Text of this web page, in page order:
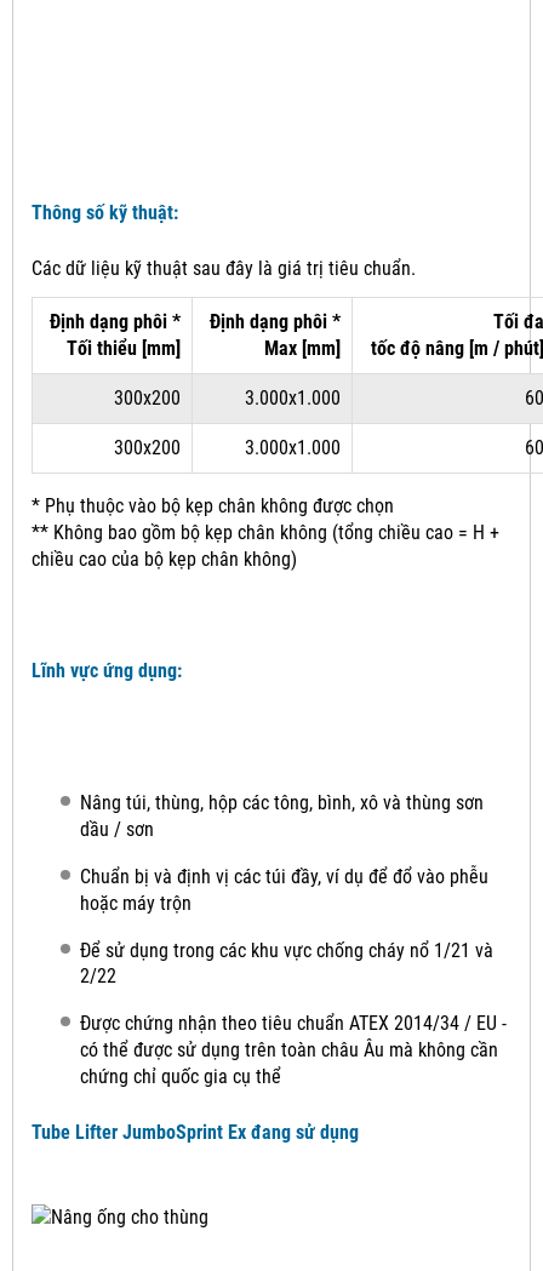
Thông số kỹ thuật:
Các dữ liệu kỹ thuật sau đây là giá trị tiêu chuẩn.
Định dạng phôi *
Tối thiểu [mm]
Định dạng phôi *
Max [mm]
Tối đa
tốc độ nâng [m / phút]
300x200 3.000x1.000 60
300x200 3.000x1.000 60
* Phụ thuộc vào bộ kẹp chân không được chọn
** Không bao gồm bộ kẹp chân không (tổng chiều cao = H +
chiều cao của bộ kẹp chân không)
Lĩnh vực ứng dụng:
Nâng túi, thùng, hộp các tông, bình, xô và thùng sơn
dầu / sơn
Chuẩn bị và định vị các túi đầy, ví dụ để đổ vào phễu
hoặc máy trộn
Để sử dụng trong các khu vực chống cháy nổ 1/21 và
2/22
Được chứng nhận theo tiêu chuẩn ATEX 2014/34 / EU -
có thể được sử dụng trên toàn châu Âu mà không cần
chứng chỉ quốc gia cụ thể
Tube Lifter JumboSprint Ex đang sử dụng